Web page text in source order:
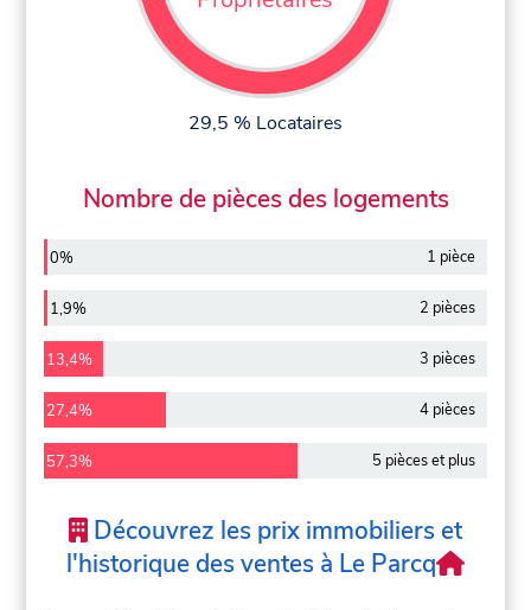
29,5 % Locataires
Nombre de pièces des logements
0% 1 pièce
1,9% 2 pièces
13,4% 3 pièces
27,4% 4 pièces
57,3% 5 pièces et plus
Découvrez les prix immobiliers et
l'historique des ventes à Le Parcq